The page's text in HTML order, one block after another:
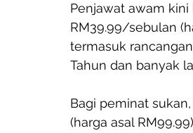
Penjawat awam
RM39.99/sebulan
termasuk
Tahun dan banyak
Bagi peminat
(harga asal